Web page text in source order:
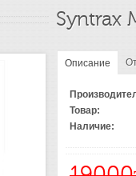
Syntrax
Описание
Товар:
Наличие: